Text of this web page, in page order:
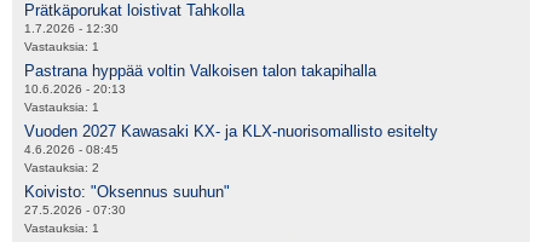
Prätkäporukat loistivat Tahkolla
1.7.2026 - 12:30
Vastauksia: 1
Pastrana hyppää voltin Valkoisen talon takapihalla
10.6.2026 - 20:13
Vastauksia: 1
Vuoden 2027 Kawasaki KX- ja KLX-nuorisomallisto esitelty
4.6.2026 - 08:45
Vastauksia: 2
Koivisto: "Oksennus suuhun"
27.5.2026 - 07:30
Vastauksia: 1